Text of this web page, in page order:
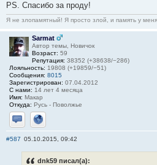
PS. Спасибо за проду!
Я не злопамятный! Я просто злой, и память у
Sarmat
Автор темы, Новичок
Возраст: 59
Репутация: 38352 (+38638/−286)
Лояльность: 19808 (+19859/−51)
Сообщения: 8015
Зарегистрирован: 07.04.2012
С нами: 14 лет 4 месяца
Имя: Макар
Откуда: Русь - Поволжье
Отправить личное сообщение
Сайт
#587 05.10.2015, 09:42
dnk59 писал(а):